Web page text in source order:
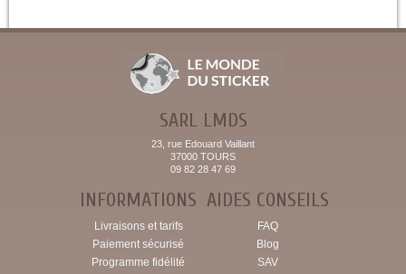
SARL LMDS
23, rue Edouard Vaillant
37000 TOURS
09 82 28 47 69
INFORMATIONS
Livraisons et tarifs
Paiement sécurisé
Programme fidélité
AIDES CONSEILS
FAQ
Blog
SAV